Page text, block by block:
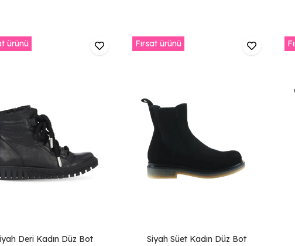
ürünü
Deri Kadın Düz Bot
Fırsat ürünü
Siyah Süet Kadın Düz Bot